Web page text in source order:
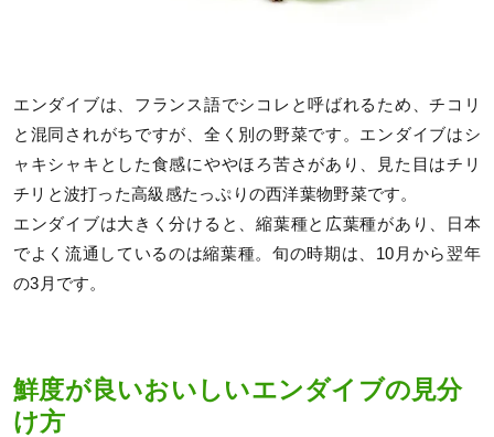
エンダイブは、フランス語でシコレと呼ばれるため、チコリ
と混同されがちですが、全く別の野菜です。エンダイブはシ
ャキシャキとした食感にややほろ苦さがあり、見た目はチリ
チリと波打った高級感たっぷりの西洋葉物野菜です。
エンダイブは大きく分けると、縮葉種と広葉種があり、日本
でよく流通しているのは縮葉種。旬の時期は、10月から翌年
の3月です。
鮮度が良いおいしいエンダイブの見分
け方